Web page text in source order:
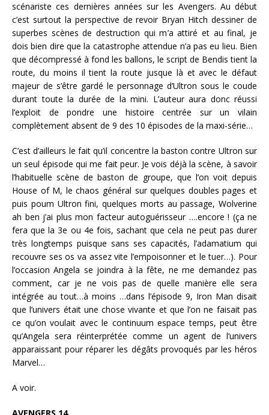
scénariste ces dernières années sur les Avengers. Au début
c’est surtout la perspective de revoir Bryan Hitch dessiner de
superbes scènes de destruction qui m’a attiré et au final, je
dois bien dire que la catastrophe attendue n’a pas eu lieu. Bien
que décompressé à fond les ballons, le script de Bendis tient la
route, du moins il tient la route jusque là et avec le défaut
majeur de s’être gardé le personnage d’Ultron sous le coude
durant toute la durée de la mini. L’auteur aura donc réussi
l’exploit de pondre une histoire centrée sur un vilain
complètement absent de 9 des 10 épisodes de la maxi-série…
C’est d’ailleurs le fait qu’il concentre la baston contre Ultron sur
un seul épisode qui me fait peur. Je vois déjà la scène, à savoir
l’habituelle scène de baston de groupe, que l’on voit depuis
House of M, le chaos général sur quelques doubles pages et
puis poum Ultron fini, quelques morts au passage, Wolverine
ah ben j’ai plus mon facteur autoguérisseur ….encore ! (ça ne
fera que la 3e ou 4e fois, sachant que cela ne peut pas durer
très longtemps puisque sans ses capacités, l’adamatium qui
recouvre ses os va assez vite l’empoisonner et le tuer…). Pour
l’occasion Angela se joindra à la fête, ne me demandez pas
comment, car je ne vois pas de quelle manière elle sera
intégrée au tout…à moins …dans l’épisode 9, Iron Man disait
que l’univers était une chose vivante et que l’on ne faisait pas
ce qu’on voulait avec le continuum espace temps, peut être
qu’Angela sera réinterprétée comme un agent de l’univers
apparaissant pour réparer les dégâts provoqués par les héros
Marvel…
A voir.